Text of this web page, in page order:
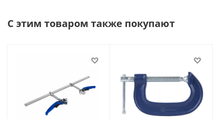
С этим товаром также покупают